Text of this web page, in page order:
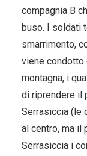
compagnia B
buso. I soldati
smarrimento,
viene condotto
montagna, i
di riprendere il
Serrasiccia (le
al centro, ma il
Serrasiccia i